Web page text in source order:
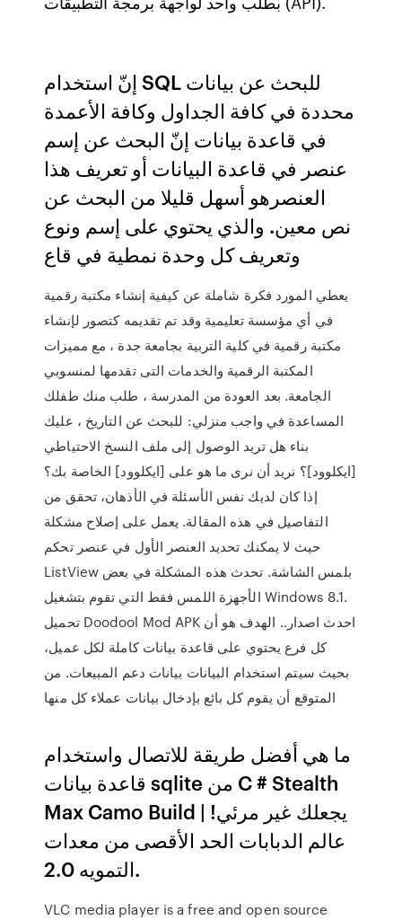
إنّ استخدام SQL للبحث عن بيانات
محددة في كافة الجداول وكافة الأعمدة
في قاعدة بيانات إنّ البحث عن إسم
عنصر في قاعدة البيانات أو تعريف هذا
العنصرهو أسهل قليلا من البحث عن
نص معين. والذي يحتوي على إسم ونوع
وتعريف كل وحدة نمطية في قاع
يعطي المورد فكرة شاملة عن كيفية إنشاء مكتبة رقمية
في أي مؤسسة تعليمية وقد تم تقديمه كتصور لإنشاء
مكتبة رقمية في كلية التربية بجامعة جدة ، مع مميزات
المكتبة الرقمية والخدمات التى تقدمها لمنسوبي
الجامعة. بعد العودة من المدرسة ، طلب منك طفلك
المساعدة في واجب منزلي: للبحث عن التاريخ ، عليك
بناء هل تريد الوصول إلى ملف النسخ الاحتياطي
[ايكلوود]؟ نريد أن نرى ما هو على [ايكلوود] الخاصة بك؟
إذا كان لديك نفس الأسئلة في الأذهان، تحقق من
التفاصيل في هذه المقالة. يعمل على إصلاح مشكلة
حيث لا يمكنك تحديد العنصر الأول في عنصر تحكم
ListView بلمس الشاشة. تحدث هذه المشكلة في بعض
الأجهزة اللمس فقط التي تقوم بتشغيل Windows 8.1.
تحميل Doodool Mod APK احدث اصدار.. الهدف هو أن
كل فرع يحتوي على قاعدة بيانات كاملة لكل عميل،
بحيث سيتم استخدام البيانات بيانات دعم المبيعات. من
المتوقع أن يقوم كل بائع بإدخال بيانات عملاء كل منها
ما هي أفضل طريقة للاتصال واستخدام
قاعدة بيانات sqlite من C # Stealth
Max Camo Build يجعلك غير مرئي! |
عالم الدبابات الحد الأقصى من معدات
التمويه 2.0.
VLC media player is a free and open source